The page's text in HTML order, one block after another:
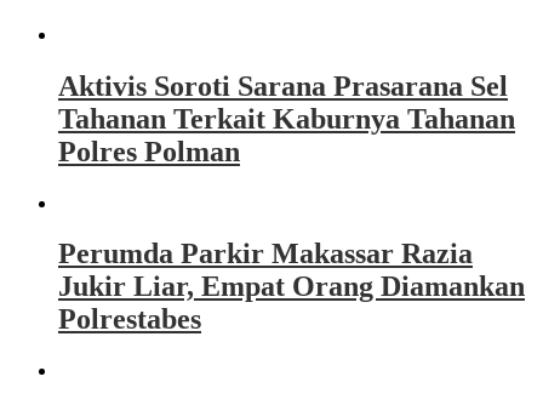
Aktivis Soroti Sarana Prasarana Sel
Tahanan Terkait Kaburnya Tahanan
Polres Polman
Perumda Parkir Makassar Razia
Jukir Liar, Empat Orang Diamankan
Polrestabes